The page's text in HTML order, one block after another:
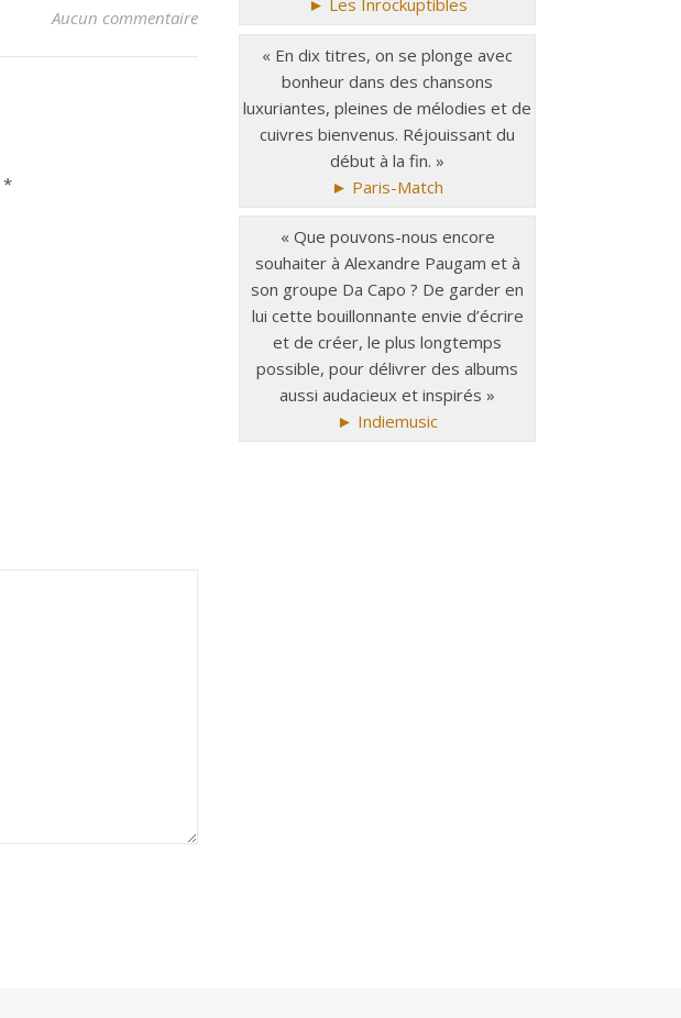
Aucun commentaire
*
► Les Inrockuptibles
« En dix titres, on se plonge avec
bonheur dans des chansons
luxuriantes, pleines de mélodies et de
cuivres bienvenus. Réjouissant du
début à la fin. »
► Paris-Match
« Que pouvons-nous encore
souhaiter à Alexandre Paugam et à
son groupe Da Capo ? De garder en
lui cette bouillonnante envie d’écrire
et de créer, le plus longtemps
possible, pour délivrer des albums
aussi audacieux et inspirés »
► Indiemusic